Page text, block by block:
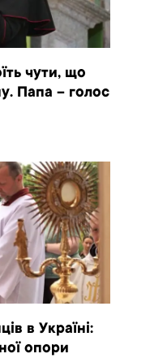
чути, що
Папа – голос
в Україні:
опори